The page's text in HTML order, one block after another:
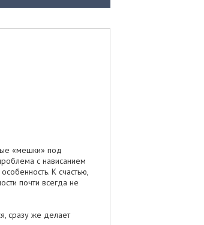
«мешки» под
с нависанием
К счастью,
почти всегда не
сразу же делает